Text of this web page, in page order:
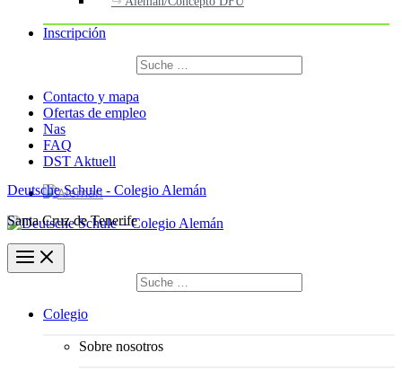
Inscripción
Buscar
por:
Contacto y mapa
Ofertas de empleo
Nas
FAQ
DST Aktuell
Deutsche Schule - Colegio Alemán
Santa Cruz de Tenerife
Buscar
por:
Colegio
Sobre nosotros